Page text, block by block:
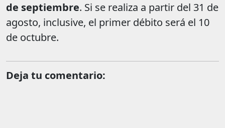
de septiembre. Si se realiza a partir del 31 de
agosto, inclusive, el primer débito será el 10
de octubre.
Deja tu comentario: